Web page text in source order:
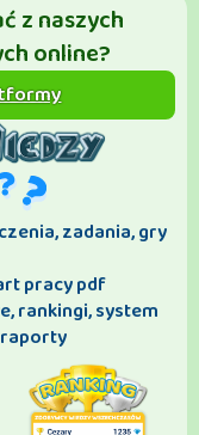
z naszych
online?
zadania, gry
pracy pdf
rankingi, system